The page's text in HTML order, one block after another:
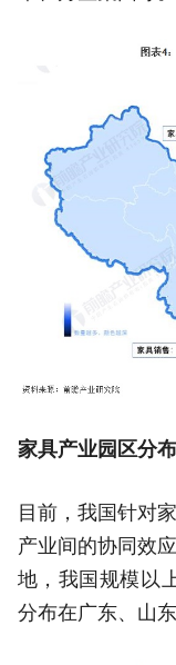
家具产业园区分
目前，我国针对
产业间的协同效
地，我国规模以
分布在广东、山